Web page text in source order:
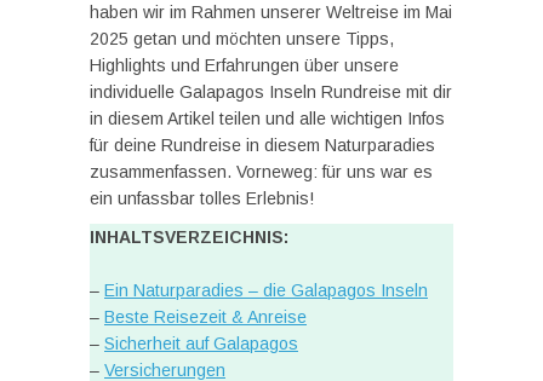
haben wir im Rahmen unserer Weltreise im Mai
2025 getan und möchten unsere Tipps,
Highlights und Erfahrungen über unsere
individuelle Galapagos Inseln Rundreise mit dir
in diesem Artikel teilen und alle wichtigen Infos
für deine Rundreise in diesem Naturparadies
zusammenfassen. Vorneweg: für uns war es
ein unfassbar tolles Erlebnis!
INHALTSVERZEICHNIS:
– Ein Naturparadies – die Galapagos Inseln
– Beste Reisezeit & Anreise
– Sicherheit auf Galapagos
– Versicherungen